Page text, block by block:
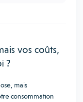
vos coûts,
?
mais
consommation